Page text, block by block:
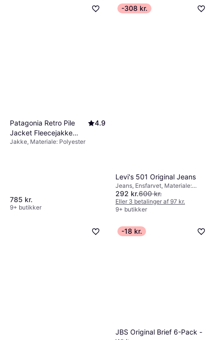
Patagonia Retro Pile
Jacket Fleecejakke
Herrer - Olivengrøn
4.9
Jakke, Materiale: Polyester
785 kr.
9+ butikker
-308 kr.
Levi's 501 Original Jeans
Jeans, Ensfarvet, Materiale:
Elastan/Lycra/Spandex,
Denim/Jeansstof, Bomuld
292 kr.600 kr.
Eller 3 betalinger af 97 kr.
9+ butikker
-18 kr.
JBS Original Brief 6-Pack -